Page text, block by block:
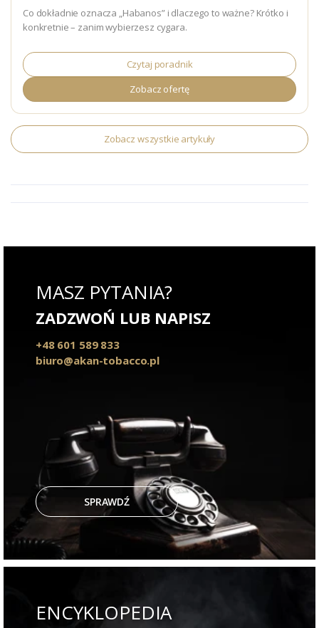
Co dokładnie oznacza „Habanos” i dlaczego to ważne? Krótko i
konkretnie – zanim wybierzesz cygara.
Czytaj poradnik
Zobacz ofertę
Zobacz wszystkie artykuły
MASZ PYTANIA?
ZADZWOŃ LUB NAPISZ
+48 601 589 833
biuro@akan-tobacco.pl
SPRAWDŹ
ENCYKLOPEDIA